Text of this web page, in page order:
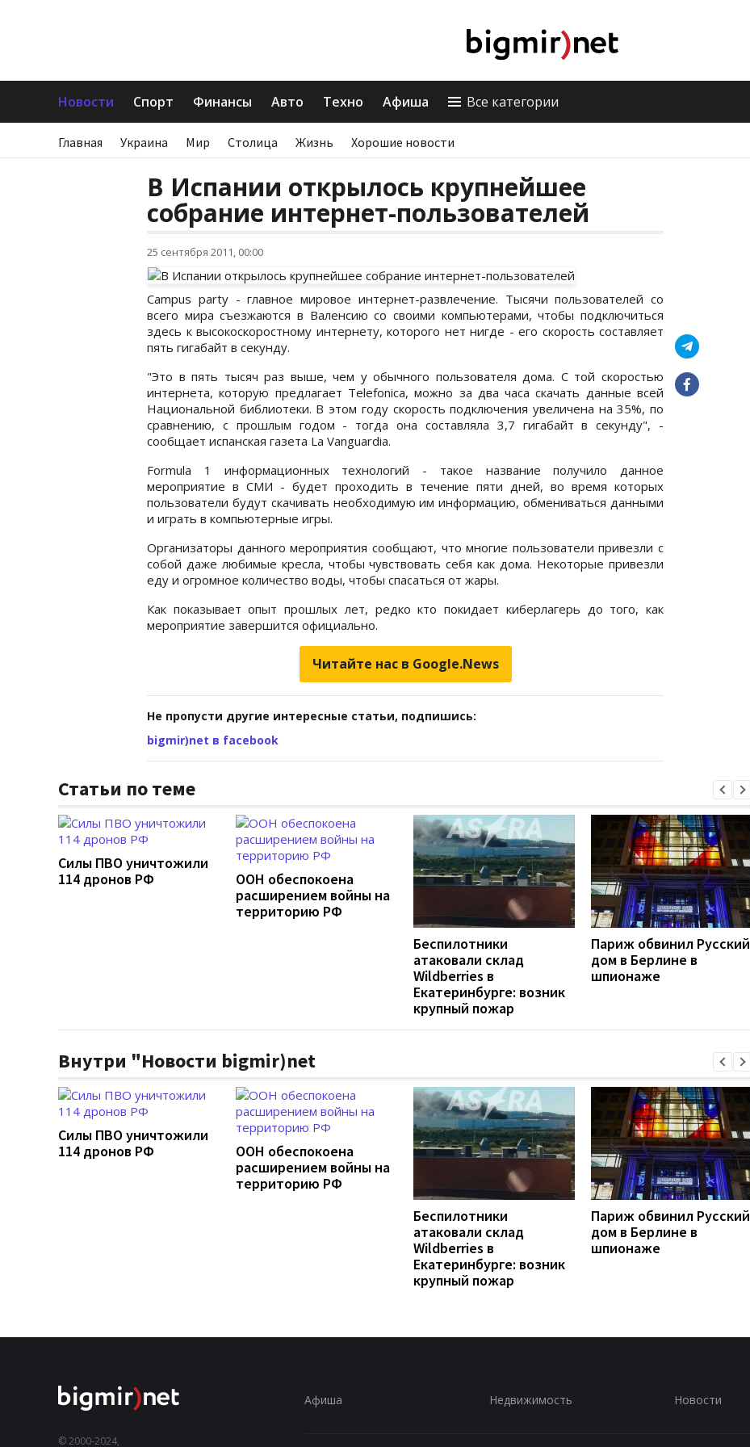
Новости Спорт Финансы Авто Техно Афиша Все категории
Главная Украина Мир Столица Жизнь Хорошие новости
В Испании открылось крупнейшее
собрание интернет-пользователей
25 сентября 2011, 00:00
Campus party - главное мировое интернет-развлечение. Тысячи пользователей со
всего мира съезжаются в Валенсию со своими компьютерами, чтобы подключиться
здесь к высокоскоростному интернету, которого нет нигде - его скорость составляет
пять гигабайт в секунду.
"Это в пять тысяч раз выше, чем у обычного пользователя дома. С той скоростью
интернета, которую предлагает Telefonica, можно за два часа скачать данные всей
Национальной библиотеки. В этом году скорость подключения увеличена на 35%, по
сравнению, с прошлым годом - тогда она составляла 3,7 гигабайт в секунду", -
сообщает испанская газета La Vanguardia.
Formula 1 информационных технологий - такое название получило данное
мероприятие в СМИ - будет проходить в течение пяти дней, во время которых
пользователи будут скачивать необходимую им информацию, обмениваться данными
и играть в компьютерные игры.
Организаторы данного мероприятия сообщают, что многие пользователи привезли с
собой даже любимые кресла, чтобы чувствовать себя как дома. Некоторые привезли
еду и огромное количество воды, чтобы спасаться от жары.
Как показывает опыт прошлых лет, редко кто покидает киберлагерь до того, как
мероприятие завершится официально.
Читайте нас в Google.News
Не пропусти другие интересные статьи, подпишись:
bigmir)net в facebook
Статьи по теме
Силы ПВО уничтожили
114 дронов РФ
ООН обеспокоена
расширением войны на
территорию РФ
Беспилотники
атаковали склад
Wildberries в
Екатеринбурге: возник
крупный пожар
Париж обвинил Русский
дом в Берлине в
шпионаже
Внутри "Новости bigmir)net
Силы ПВО уничтожили
114 дронов РФ
ООН обеспокоена
расширением войны на
территорию РФ
Беспилотники
атаковали склад
Wildberries в
Екатеринбурге: возник
крупный пожар
Париж обвинил Русский
дом в Берлине в
шпионаже
© 2000-2024,
Афиша Недвижимость Новости